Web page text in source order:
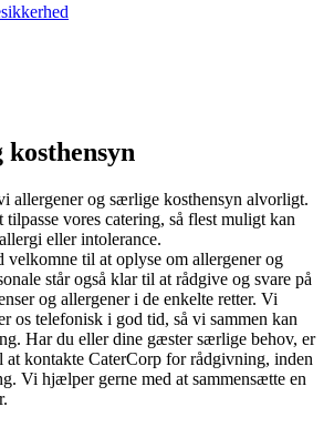
allergener og særlige kosthensyn alvorligt.
vores catering, så flest muligt kan
eller intolerance.
velkomne til at oplyse om allergener og
står også klar til at rådgive og svare på
og allergener i de enkelte retter. Vi
os telefonisk i god tid, så vi sammen kan
Har du eller dine gæster særlige behov, er
kontakte CaterCorp for rådgivning, inden
Vi hjælper gerne med at sammensætte en